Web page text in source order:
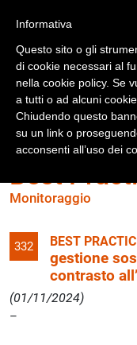
Best
Monitoraggio
332 BEST
gestione
contrasto
(01/11/2024)
Informativa
Questo sito o gli
di cookie necessari al
nella cookie policy. Se
a tutti o ad alcuni
Chiudendo questo
su un link o
acconsenti all’uso dei